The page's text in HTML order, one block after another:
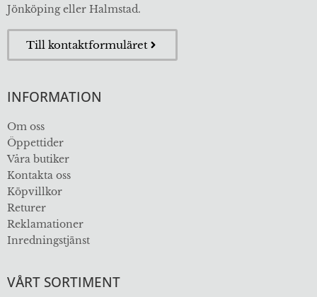
Jönköping eller Halmstad.
Till kontaktformuläret
INFORMATION
Om oss
Öppettider
Våra butiker
Kontakta oss
Köpvillkor
Returer
Reklamationer
Inredningstjänst
VÅRT SORTIMENT